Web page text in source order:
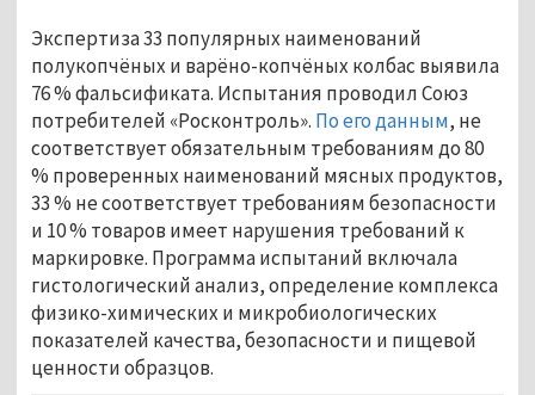
Экспертиза 33 популярных наименований
полукопчёных и варёно-копчёных колбас выявила
76 % фальсификата. Испытания проводил Союз
потребителей «Росконтроль». По его данным, не
соответствует обязательным требованиям до 80
% проверенных наименований мясных продуктов,
33 % не соответствует требованиям безопасности
и 10 % товаров имеет нарушения требований к
маркировке. Программа испытаний включала
гистологический анализ, определение комплекса
физико-химических и микробиологических
показателей качества, безопасности и пищевой
ценности образцов.